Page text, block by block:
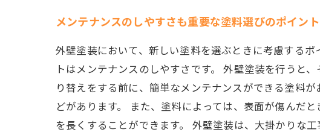
メンテナンスのしやすさも重要な塗料選びのポイント
外壁塗装において、新しい塗料を選ぶときに考慮する
トはメンテナンスのしやすさです。 外壁塗装を行うと
り替えをする前に、簡単なメンテナンスができる塗料
どがあります。 また、塗料によっては、表面が傷んだ
を長くすることができます。 外壁塗装は、大掛かりな